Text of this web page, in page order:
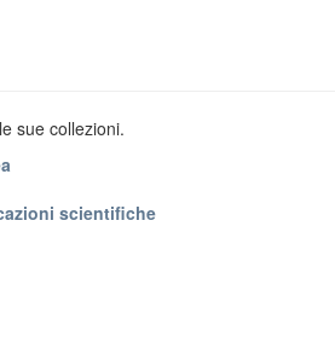
sue collezioni.
scientifiche